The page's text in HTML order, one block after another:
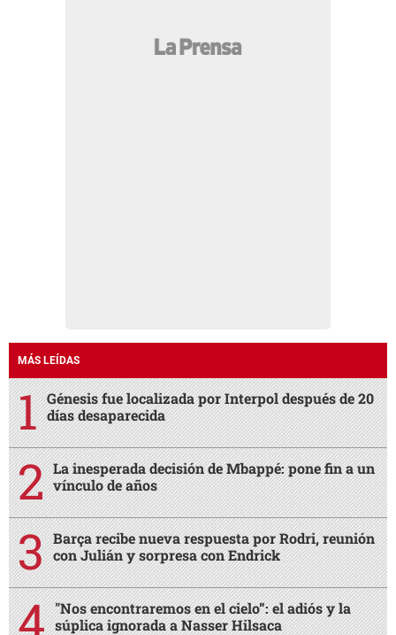
MÁS LEÍDAS
Génesis fue localizada por Interpol después de 20
días desaparecida
La inesperada decisión de Mbappé: pone fin a un
vínculo de años
Barça recibe nueva respuesta por Rodri, reunión
con Julián y sorpresa con Endrick
"Nos encontraremos en el cielo”: el adiós y la
súplica ignorada a Nasser Hilsaca